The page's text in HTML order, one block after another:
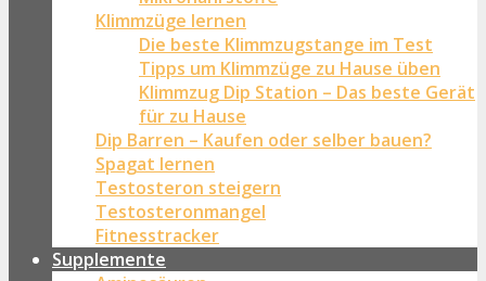
Klimmzüge lernen
Die beste Klimmzugstange im Test
Tipps um Klimmzüge zu Hause üben
Klimmzug Dip Station – Das beste Gerät
für zu Hause
Dip Barren – Kaufen oder selber bauen?
Spagat lernen
Testosteron steigern
Testosteronmangel
Fitnesstracker
Supplemente